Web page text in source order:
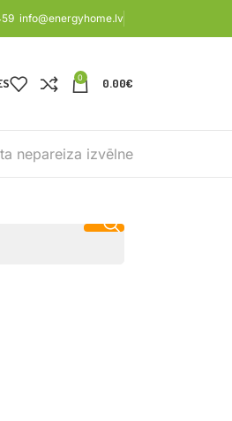
info@energyhome.lv
0 0.00€
nepareiza izvēlne